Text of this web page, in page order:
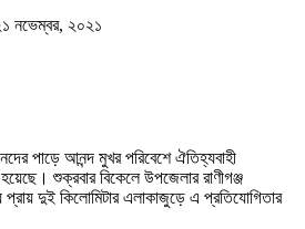
নভেম্বর, ২০২১
পাড়ে আনন্দ মুখর পরিবেশে ঐতিহ্যবাহী
শুক্রবার বিকেলে উপজেলার রাণীগঞ্জ
দুই কিলোমিটার এলাকাজুড়ে এ প্রতিযোগিতার